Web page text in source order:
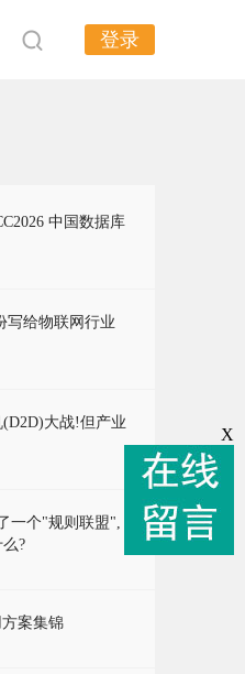
登录
中国数据库
写给物联网行业
大战!但产业
一个"规则联盟",
?
案集锦
X